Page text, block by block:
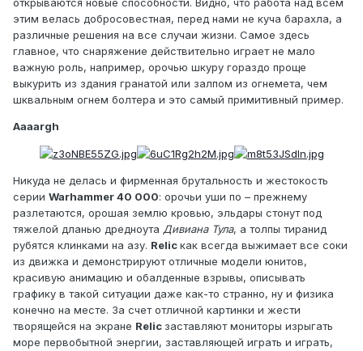
этим велась добросовестная, перед нами не куча барахла, а
различные решения на все случаи жизни. Самое здесь
главное, что снаряжение действительно играет не мало
важную роль, например, орочью шкуру гораздо проще
выкурить из здания гранатой или залпом из огнемета, чем
шквальным огнем болтера и это самый примитивный пример.
Aaaargh
Никуда не делась и фирменная брутальность и жестокость
серии Warhammer 40 000: орочьи уши по – прежнему
разлетаются, орошая землю кровью, эльдары стонут под
тяжелой дланью дредноута Дивиана Тула, а толпы тиранид
рубятся клинками на азу. Relicкак всегда выжимает все соки
из движка и демонстрируют отличные модели юнитов,
красивую анимацию и обалденные взрывы, описывать
графику в такой ситуации даже как-то странно, ну и физика
конечно на месте. За счет отличной картинки и жести
творящейся на экране Relic заставляют мониторы изрыгать
море первобытной энергии, заставляющей играть и играть,